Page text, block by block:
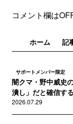
コメント欄は
ホーム 記
サポートメンバー限定
闇クマ・野中威史
潰し」だと確信す
2026.07.29